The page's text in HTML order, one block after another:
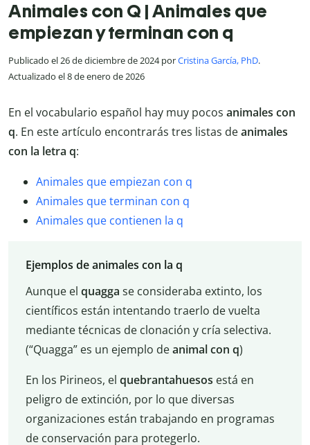
Animales con Q | Animales que
empiezan y terminan con q
Publicado el 26 de diciembre de 2024 porCristina García, PhD.
Actualizado el 8 de enero de 2026
En el vocabulario español hay muy pocos animales con
q. En este artículo encontrarás tres listas deanimales
con la letra q:
Animales que empiezan con q
Animales que terminan con q
Animales que contienen la q
Ejemplos de animales con la q
Aunque el quagga se consideraba extinto, los
científicos están intentando traerlo de vuelta
mediante técnicas de clonación y cría selectiva.
(“Quagga” es un ejemplo deanimal con q)
En los Pirineos, el quebrantahuesos está en
peligro de extinción, por lo que diversas
organizaciones están trabajando en programas
de conservación para protegerlo.